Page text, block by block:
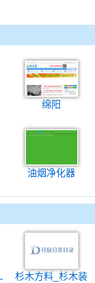
绵阳
油烟净化器
杉木方料_杉木装